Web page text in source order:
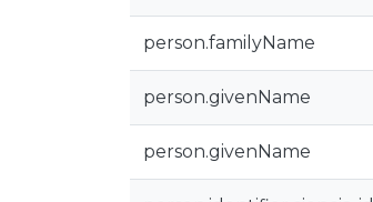
person.familyName
person.givenName
person.givenName